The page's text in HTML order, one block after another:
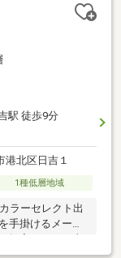
駅 徒歩9分
港北区日吉１
1種低層地域
ラーセレクト出
手掛けるメーカ
６５８０万円！！